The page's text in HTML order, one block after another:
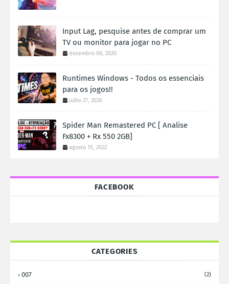
Input Lag, pesquise antes de comprar um
TV ou monitor para jogar no PC
dezembro 08, 2020
Runtimes Windows - Todos os essenciais
para os jogos!!
julho 27, 2026
Spider Man Remastered PC [ Analise
Fx8300 + Rx 550 2GB]
agosto 15, 2022
FACEBOOK
CATEGORIES
007 (2)